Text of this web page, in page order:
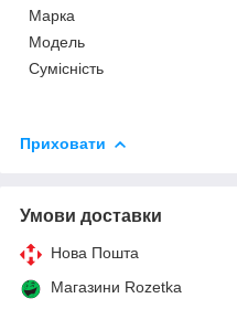
Марка
Модель
Сумісність
Приховати
Умови доставки
Нова Пошта
Магазини Rozetka